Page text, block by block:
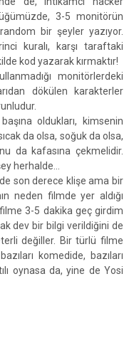
3-5 monitörün
bir şeyler yazıyor.
kuralı, karşı taraftaki
kod yazarak kırmaktır!
monitörlerdeki
dökülen karakterler
oldukları, kimsenin
da olsa, soğuk da olsa,
da kafasına çekmelidir.
herhalde...
son derece klişe ama bir
neden filmde yer aldığı
3-5 dakika geç girdim
dev bir bilgi verildiğini de
değiller. Bir türlü filme
komedide, bazıları
oynasa da, yine de Yosi